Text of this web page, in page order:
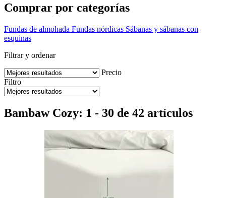
Comprar por categorías
Fundas de almohada Fundas nórdicas Sábanas y sábanas con
esquinas
Filtrar y ordenar
Precio
Filtro
Bambaw Cozy: 1 - 30 de 42 artículos